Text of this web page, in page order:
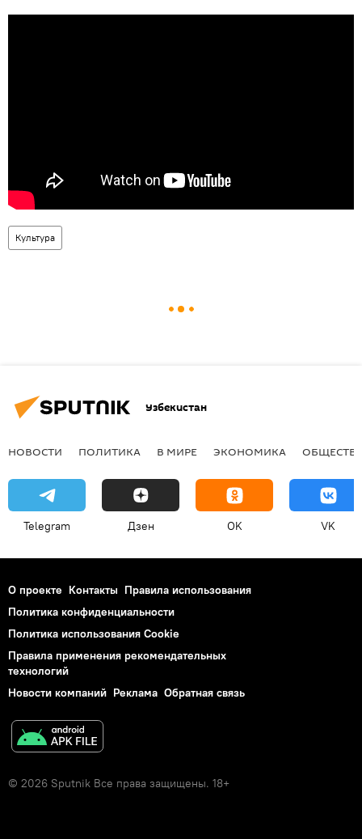
Культура
Узбекистан
НОВОСТИ ПОЛИТИКА В МИРЕ ЭКОНОМИКА
Telegram Дзен OK VK
О проекте Контакты Правила использования
Политика конфиденциальности
Политика использования Cookie
Правила применения рекомендательных
технологий
Новости компаний Реклама Обратная связь
© 2026 Sputnik Все права защищены. 18+